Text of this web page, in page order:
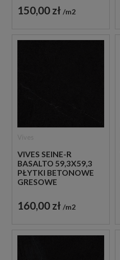
150,00 zł m2
VIVES SEINE-R
BASALTO 59,3X59,3
PŁYTKI BETONOWE
GRESOWE
160,00 zł m2